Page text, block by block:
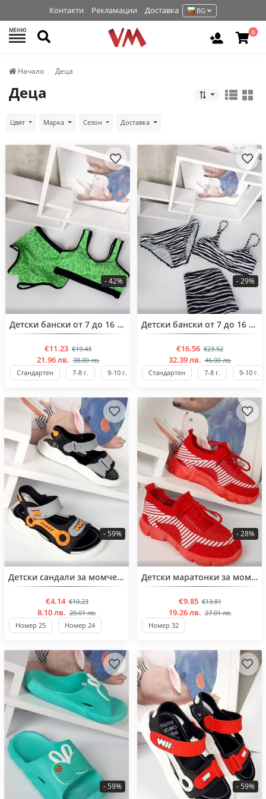
Контакти Рекламации Доставка BG
МЕНЮ Търси Вход /0
Начало Деца
Деца
Цвят Марка Сезон Доставка
BESTSELLERДетски бански от 7 до 16 години
€11.23 €19.43
- 42%
21.96 лв. 38.00 лв.
Стандартен
7-8 г. 9-10 г. 11-12 г. 13-14 г.
BESTSELLERДетски бански от 7 до 16 години
€16.56 €23.52
- 29%
32.39 лв. 46.00 лв.
Стандартен
7-8 г. 9-10 г.
BESTSELLERДетски сандали за момчета
€4.14 €10.23
- 59%
8.10 лв. 20.01 лв.
Номер 25
Номер 24
BESTSELLERДетски маратонки за момичета
€9.85 €13.81
- 28%
19.26 лв. 27.01 лв.
Номер 32
- 59% - 59%